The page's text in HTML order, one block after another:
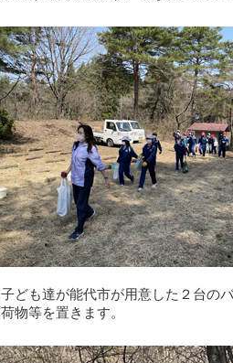
子ども達が能代市が用意した２台の
荷物等を置きます。